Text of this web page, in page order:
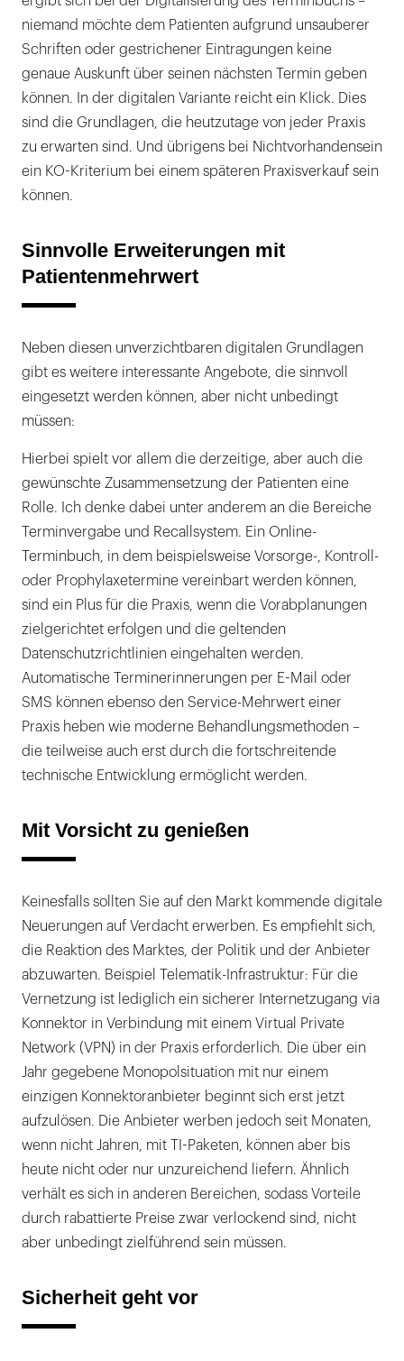
niemand möchte dem Patienten aufgrund unsauberer
Schriften oder gestrichener Eintragungen keine
genaue Auskunft über seinen nächsten Termin geben
können. In der digitalen Variante reicht ein Klick. Dies
sind die Grundlagen, die heutzutage von jeder Praxis
zu erwarten sind. Und übrigens bei Nichtvorhandensein
ein KO-Kriterium bei einem späteren Praxisverkauf sein
können.
Sinnvolle Erweiterungen mit
Patientenmehrwert
Neben diesen unverzichtbaren digitalen Grundlagen
gibt es weitere interessante Angebote, die sinnvoll
eingesetzt werden können, aber nicht unbedingt
müssen:
Hierbei spielt vor allem die derzeitige, aber auch die
gewünschte Zusammensetzung der Patienten eine
Rolle. Ich denke dabei unter anderem an die Bereiche
Terminvergabe und Recallsystem. Ein Online-
Terminbuch, in dem beispielsweise Vorsorge-, Kontroll-
oder Prophylaxetermine vereinbart werden können,
sind ein Plus für die Praxis, wenn die Vorabplanungen
zielgerichtet erfolgen und die geltenden
Datenschutzrichtlinien eingehalten werden.
Automatische Terminerinnerungen per E-Mail oder
SMS können ebenso den Service-Mehrwert einer
Praxis heben wie moderne Behandlungsmethoden –
die teilweise auch erst durch die fortschreitende
technische Entwicklung ermöglicht werden.
Mit Vorsicht zu genießen
Keinesfalls sollten Sie auf den Markt kommende digitale
Neuerungen auf Verdacht erwerben. Es empfiehlt sich,
die Reaktion des Marktes, der Politik und der Anbieter
abzuwarten. Beispiel Telematik-Infrastruktur: Für die
Vernetzung ist lediglich ein sicherer Internetzugang via
Konnektor in Verbindung mit einem Virtual Private
Network (VPN) in der Praxis erforderlich. Die über ein
Jahr gegebene Monopolsituation mit nur einem
einzigen Konnektoranbieter beginnt sich erst jetzt
aufzulösen. Die Anbieter werben jedoch seit Monaten,
wenn nicht Jahren, mit TI-Paketen, können aber bis
heute nicht oder nur unzureichend liefern. Ähnlich
verhält es sich in anderen Bereichen, sodass Vorteile
durch rabattierte Preise zwar verlockend sind, nicht
aber unbedingt zielführend sein müssen.
Sicherheit geht vor